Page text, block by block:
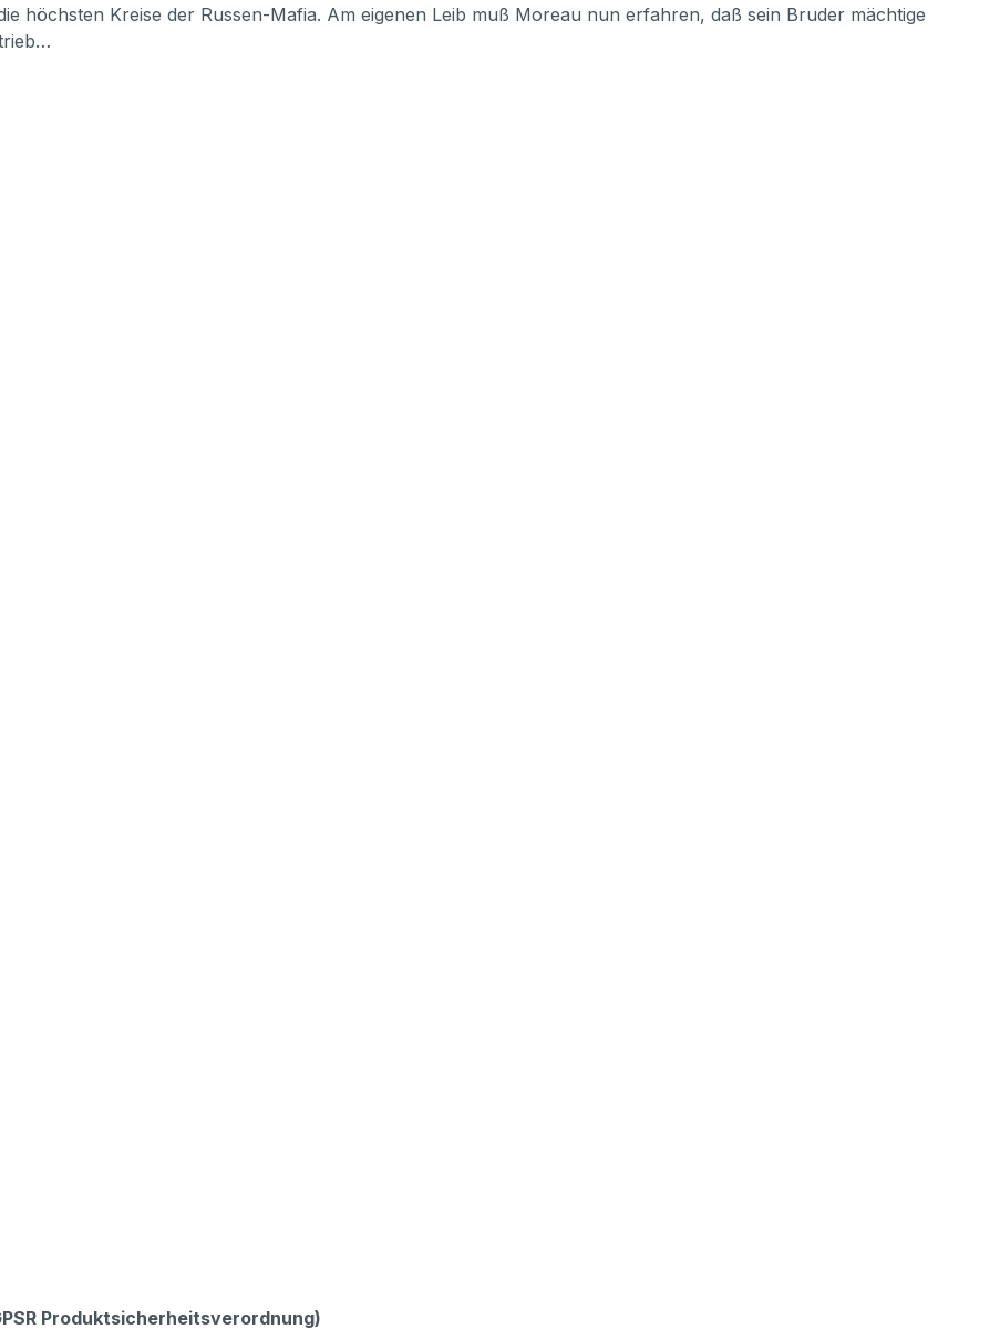
höchsten Kreise der Russen-Mafia. Am eigenen Leib muß Moreau nun erfahren, daß sein Bruder mächtige
Produktsicherheitsverordnung)